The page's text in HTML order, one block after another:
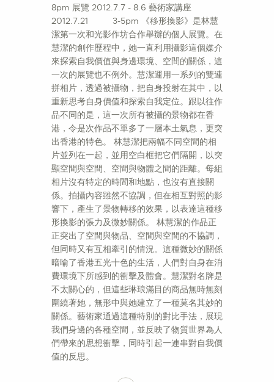
8pm 展覽 2012.7.7 - 8.6 藝術家講座
2012.7.21 3-5pm 《移形換影》是林慧
潔第一次和光影作坊合作舉辦的個人展覽。在
慧潔的創作歷程中，她一直利用攝影這個媒介
來探索自我價值與身邊環境、空間的關係，這
一次的展覽也不例外。慧潔運用一系列的雙連
拼相片，透過被攝物，把自身投射在其中，以
重新思考自身價值和探索自我定位。跟以往作
品不同的是，這一次所有被攝的景物都在香
港，令是次作品不單多了一層本土氣息，更突
出香港的特色。 林慧潔把兩幅不同空間的相
片並列在一起，並用空白框把它們隔開，以突
顯空間與空間、空間與物體之間的距離。每組
相片沒有特定的時間和地點，也沒有直接關
係。拍攝內容雖然不協調，但在相互對照的影
響下，產生了景物轉移的效果，以表達這種移
形換影的張力及微妙關係。 林慧潔的作品正
正突出了空間與物品、空間與空間的不協調，
但同時又有互相牽引的情況。這種微妙的關係
暗喻了香港五光十色的生活，人們對自身在消
費環境下所感到的衝擊及體會。慧潔對名牌是
不太關心的，但這些琳琅滿目的商品無時無刻
圍繞著她，無形中與她建立了一種莫名其妙的
關係。藝術家通過這種特別的對比手法，展現
我們身邊的各種空間，並反映了物質世界為人
們帶來的思想衝擊，同時引起一連串對自我價
值的反思。